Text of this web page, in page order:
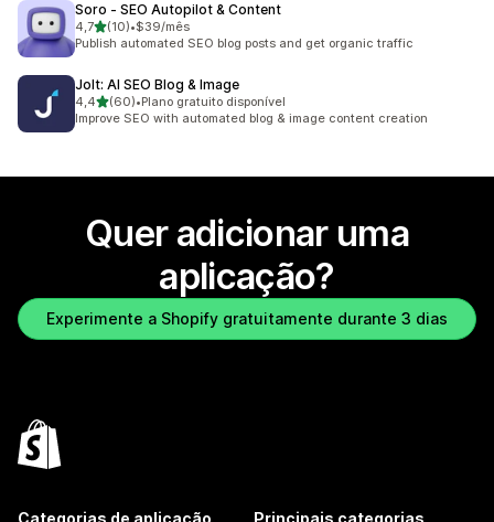
Soro ‑ SEO Autopilot & Content
4,7de 5 estrelas
(10)
10 total de avaliações
•$39/mês
Publish automated SEO blog posts and get organic traffic
Jolt: AI SEO Blog & Image
4,4de 5 estrelas
(60)
60 total de avaliações
•Plano gratuito disponível
Improve SEO with automated blog & image content creation
Quer adicionar uma
aplicação?
Experimente a Shopify gratuitamente durante 3 dias